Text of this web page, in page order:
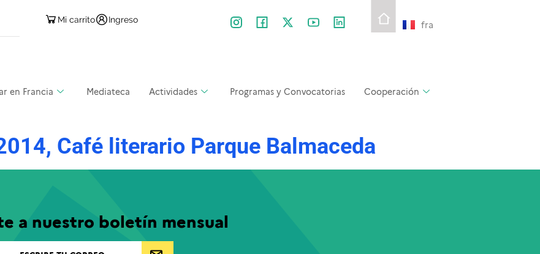
Mi carrito Ingreso fra
en Francia Mediateca Actividades Programas y Convocatorias Cooperación
Café literario Parque Balmaceda
a nuestro boletín mensual